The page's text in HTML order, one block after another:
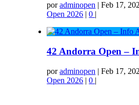
poradminopen |Feb 17,
Open 2026 |0 |
42 Andorra Open –
poradminopen |Feb 17,
Open 2026 |0 |